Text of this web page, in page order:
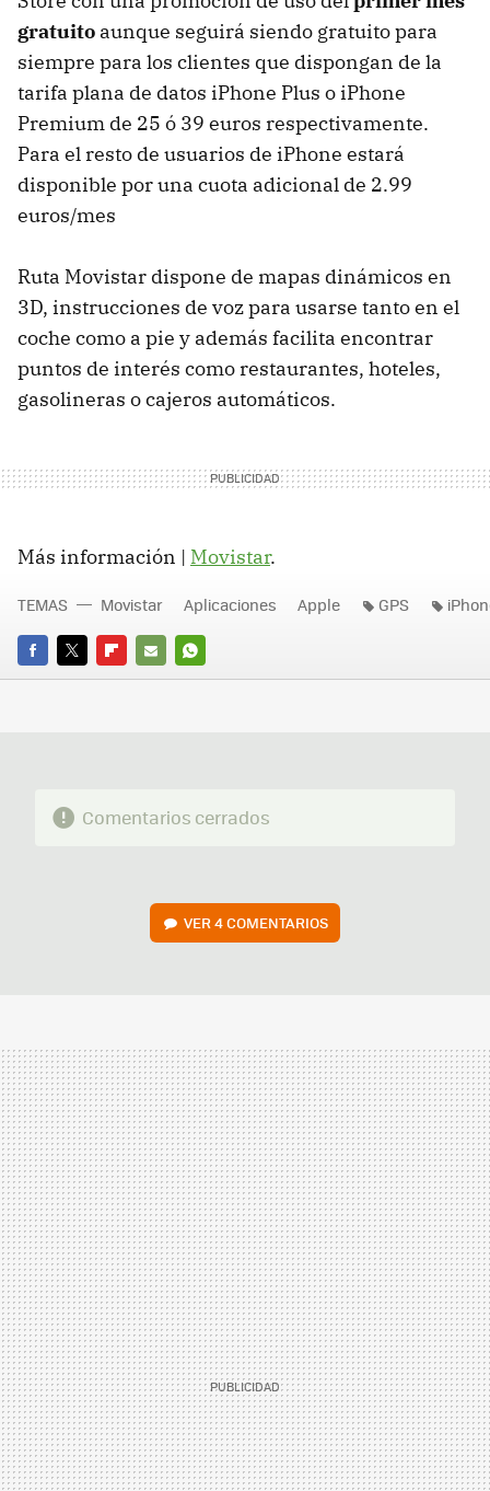
gratuito aunque seguirá siendo gratuito para
siempre para los clientes que dispongan de la
tarifa plana de datos iPhone Plus o iPhone
Premium de 25 ó 39 euros respectivamente.
Para el resto de usuarios de iPhone estará
disponible por una cuota adicional de 2.99
euros/mes
Ruta Movistar dispone de mapas dinámicos en
3D, instrucciones de voz para usarse tanto en el
coche como a pie y además facilita encontrar
puntos de interés como restaurantes, hoteles,
gasolineras o cajeros automáticos.
Más información | Movistar.
FACEBOOK
TWITTERFLIPBOARD
E-
WHATSAPP
TEMAS Movistar Aplicaciones Apple GPS
Comentarios cerrados
VER4 COMENTARIOS